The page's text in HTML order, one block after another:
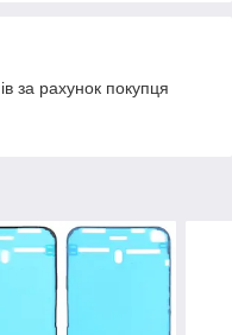
за рахунок покупця